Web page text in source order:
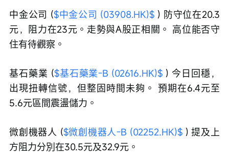
中金公司 ($中金公司 (03908.HK)$ ) 防守位在20.3
元，阻力在23元。走勢與A股正相關。 高位能否守
住有待觀察。
基石藥業 ($基石藥業-B (02616.HK)$ ) 今日回穩，
出現扭轉信號，但整固時間未夠。 預期在6.4元至
5.6元區間震盪儲力。
微創機器人 ($微創機器人-B (02252.HK)$ ) 提及上
方阻力分別在30.5元及32.9元。